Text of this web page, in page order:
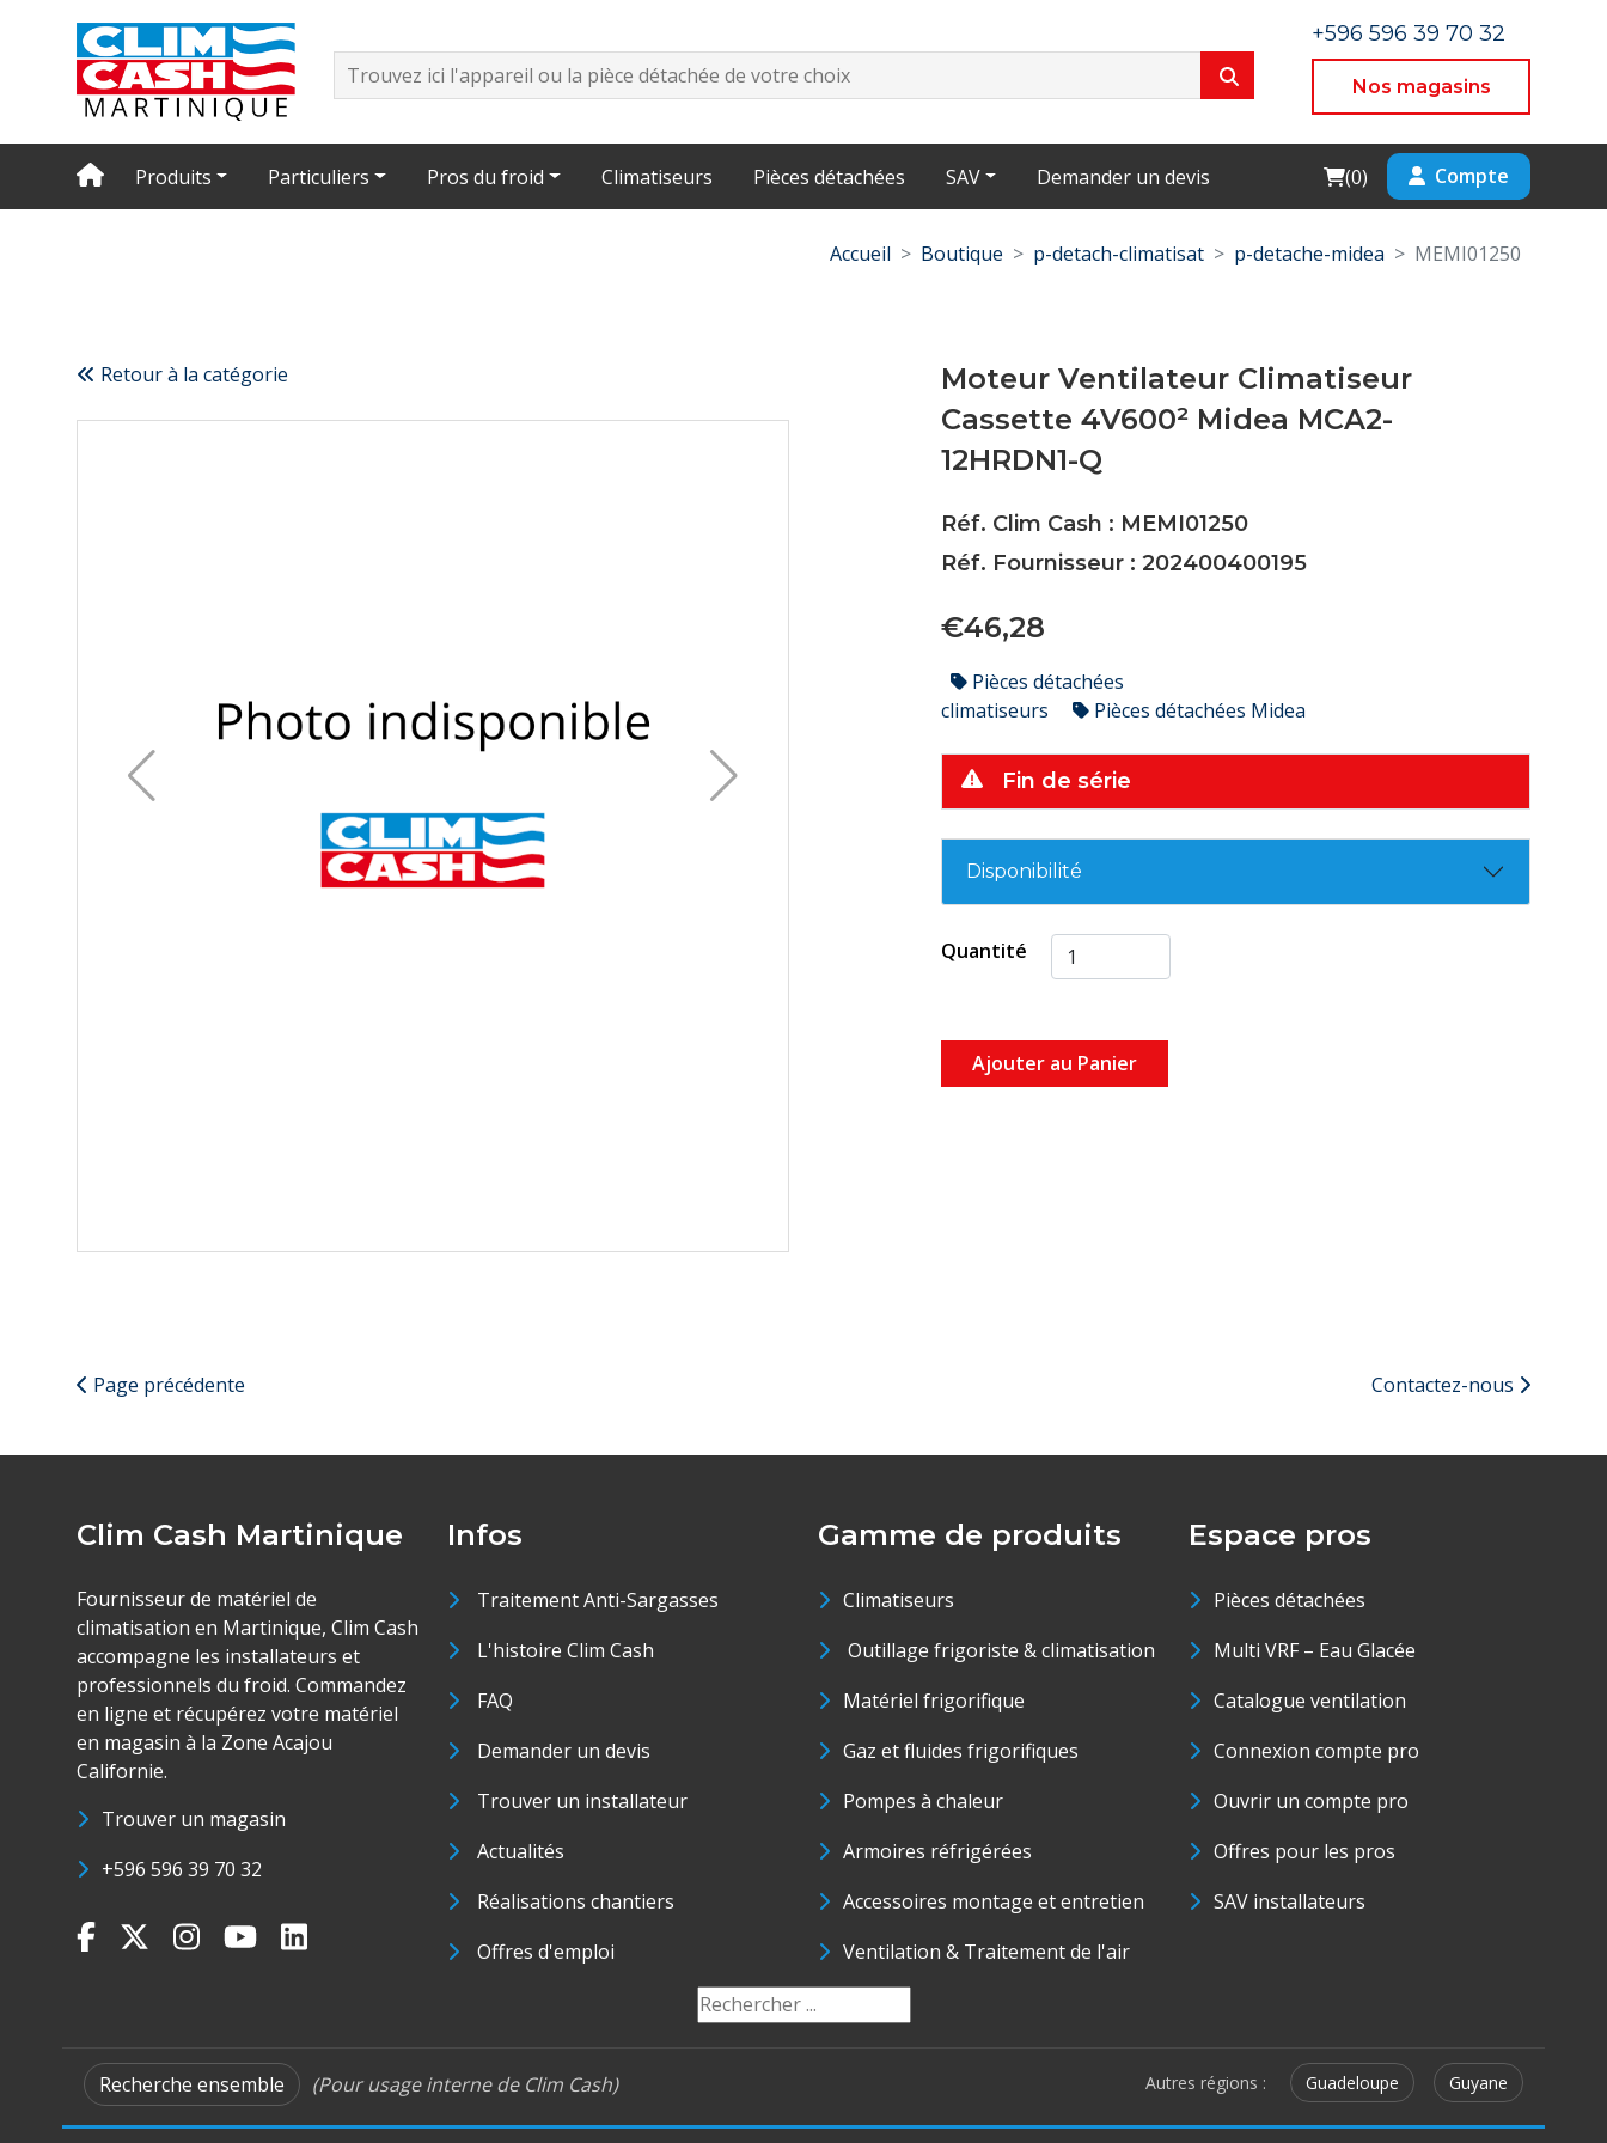
+596 596 39 70 32
Nos magasins
Produits Particuliers Pros du froid Climatiseurs Pièces détachées SAV Demander un devis Cart
(0) Compte
Accueil Boutique p-detach-climatisat p-detache-midea MEMI01250
Retour à la catégorie
Moteur Ventilateur Climatiseur
Cassette 4V600² Midea MCA2-
12HRDN1-Q
Réf. Clim Cash : MEMI01250
Réf. Fournisseur : 202400400195
€46,28
Pièces détachées
climatiseurs
Pièces détachées Midea
Fin de série
Disponibilité
Quantité
Ajouter au Panier
Page précédente Contactez-nous
Clim Cash Martinique
Fournisseur de matériel de
climatisation en Martinique, Clim Cash
accompagne les installateurs et
professionnels du froid. Commandez
en ligne et récupérez votre matériel
en magasin à la Zone Acajou
Californie.
Trouver un magasin
+596 596 39 70 32
Infos
Traitement Anti-Sargasses
L'histoire Clim Cash
FAQ
Demander un devis
Trouver un installateur
Actualités
Réalisations chantiers
Offres d'emploi
Gamme de produits
Climatiseurs
Outillage frigoriste & climatisation
Matériel frigorifique
Gaz et fluides frigorifiques
Pompes à chaleur
Armoires réfrigérées
Accessoires montage et entretien
Ventilation & Traitement de l'air
Espace pros
Pièces détachées
Multi VRF – Eau Glacée
Catalogue ventilation
Connexion compte pro
Ouvrir un compte pro
Offres pour les pros
SAV installateurs
Recherche ensemble (Pour usage interne de Clim Cash) Autres régions : Guadeloupe Guyane